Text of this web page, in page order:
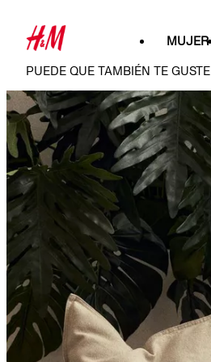
MUJER
PUEDE QUE TAMBIÉN TE GUSTE